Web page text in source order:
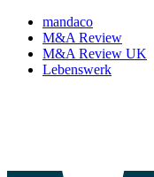
mandaco
M&A Review
M&A Review UK
Lebenswerk